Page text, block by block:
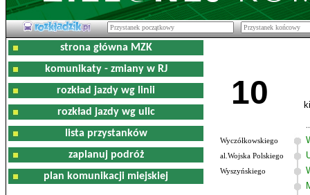
strona główna MZK
komunikaty - zmiany w RJ
rozkład jazdy wg linii
rozkład jazdy wg ulic
lista przystanków
zaplanuj podróż
plan komunikacji miejskiej
10
Wyczółkowskiego
al.Wojska Polskiego
Wyszyńskiego